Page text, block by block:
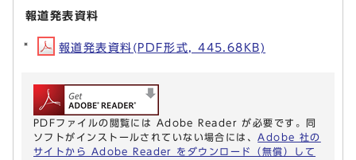
報道発表資料
報道発表資料(PDF形式, 445.68KB)
PDFファイルの閲覧には Adobe Reader が必要です。同
ソフトがインストールされていない場合には、 Adobe 社の
サイトから Adobe Reader をダウンロード（無償）して